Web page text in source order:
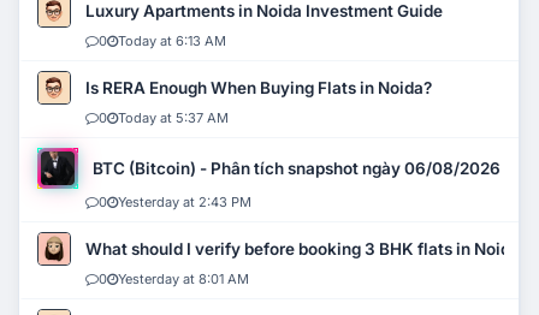
Luxury Apartments in Noida Investment Guide
0 Today at 6:13 AM
Is RERA Enough When Buying Flats in Noida?
0 Today at 5:37 AM
BTC (Bitcoin) - Phân tích snapshot ngày 06/08/2026
0 Yesterday at 2:43 PM
What should I verify before booking 3 BHK flats in Noida?
0 Yesterday at 8:01 AM